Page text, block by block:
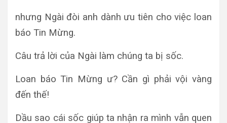
nhưng Ngài đòi anh dành ưu tiên cho việc loan
báo Tin Mừng.
Câu trả lời của Ngài làm chúng ta bị sốc.
Loan báo Tin Mừng ư? Cần gì phải vội vàng
đến thế!
Dầu sao cái sốc giúp ta nhận ra mình vẫn quen